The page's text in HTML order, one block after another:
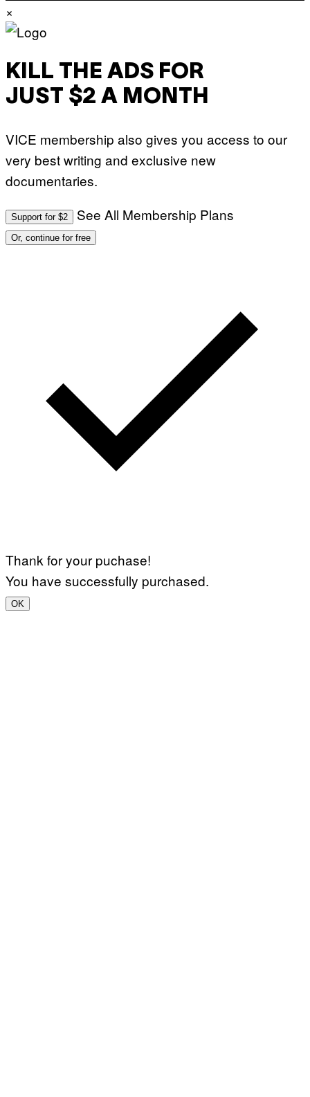
×
KILL THE ADS FOR
JUST $2 A MONTH
VICE membership also gives you access to our
very best writing and exclusive new
documentaries.
Support for $2 See All Membership Plans
Or, continue for free
Thank for your puchase!
You have successfully purchased.
OK